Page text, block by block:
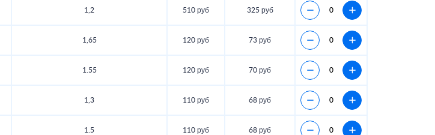
1,2 510 руб 325 руб
1,65 120 руб 73 руб
1.55 120 руб 70 руб
1,3 110 руб 68 руб
1.5 110 руб 68 руб